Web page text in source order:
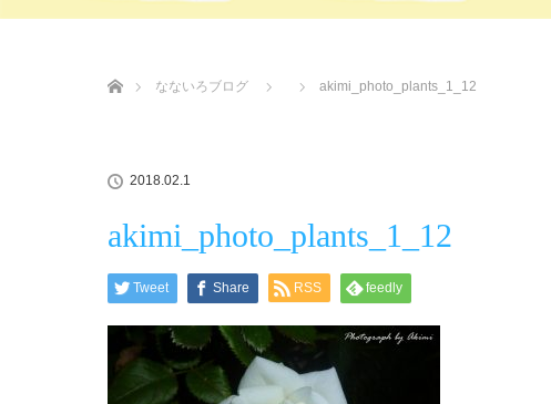
なないろブログ
akimi_photo_plants_1_12
2018.02.1
akimi_photo_plants_1_12
Tweet Share RSS feedly